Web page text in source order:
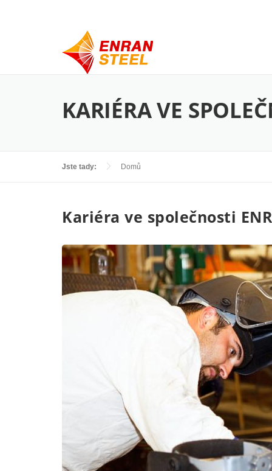
KARIÉRA VE
Jste tady: Domů
Kariéra ve společnosti